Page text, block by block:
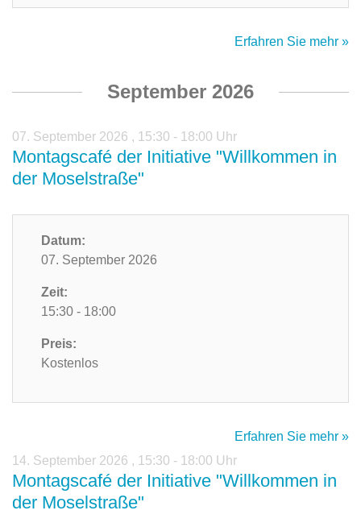
Erfahren Sie mehr »
September 2026
07. September 2026 , 15:30 - 18:00 Uhr
Montagscafé der Initiative "Willkommen in
der Moselstraße"
Datum:
07. September 2026
Zeit:
15:30 - 18:00
Preis:
Kostenlos
Erfahren Sie mehr »
14. September 2026 , 15:30 - 18:00 Uhr
Montagscafé der Initiative "Willkommen in
der Moselstraße"